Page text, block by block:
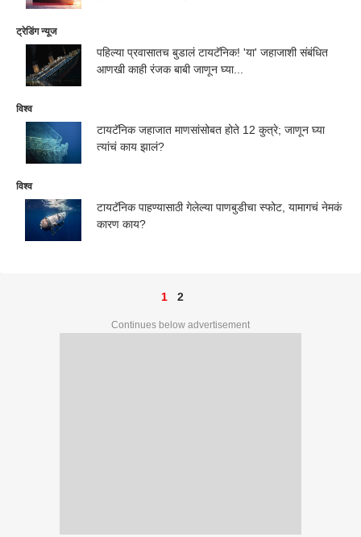
ट्रेडिंग न्यूज
पहिल्या प्रवासातच बुडालं टायटॅनिक! 'या' जहाजाशी संबंधित
आणखी काही रंजक बाबी जाणून घ्या...
विश्व
टायटॅनिक जहाजात माणसांसोबत होते 12 कुत्रे; जाणून घ्या
त्यांचं काय झालं?
विश्व
टायटॅनिक पाहण्यासाठी गेलेल्या पाणबुडीचा स्फोट, यामागचं नेमकं
कारण काय?
1 2
Continues below advertisement